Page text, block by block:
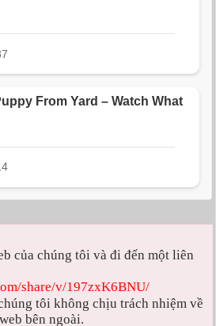
của chúng tôi và đi đến một liên
share/v/197zxK6BNU/
tôi không chịu trách nhiệm về
bên ngoài.